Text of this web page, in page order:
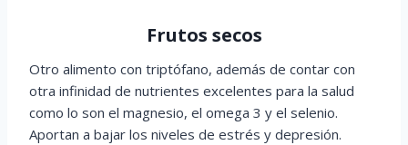
Frutos secos
Otro alimento con triptófano, además de contar con
otra infinidad de nutrientes excelentes para la salud
como lo son el magnesio, el omega 3 y el selenio.
Aportan a bajar los niveles de estrés y depresión.